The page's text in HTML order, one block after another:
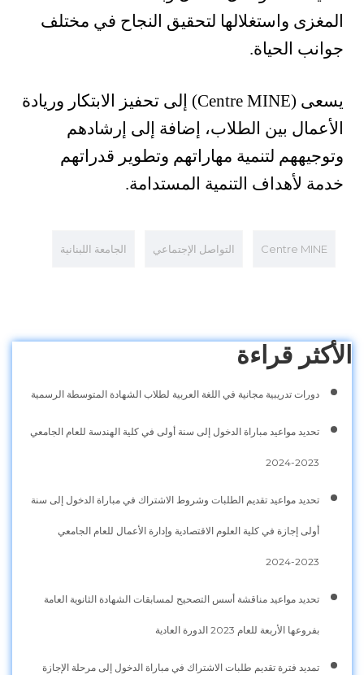
المغزى واستغلالها لتحقيق النجاح في مختلف
جوانب الحياة.
يسعى (Centre MINE) إلى تحفيز الابتكار وريادة
الأعمال بين الطلاب، إضافة إلى إرشادهم
وتوجيههم لتنمية مهاراتهم وتطوير قدراتهم
خدمة لأهداف التنمية المستدامة.
Centre MINE التواصل الإجتماعي الجامعة اللبنانية
الأكثر قراءة
دورات تدريبية مجانية في اللغة العربية لطلاب الشهادة المتوسطة الرسمية
تحديد مواعيد مباراة الدخول إلى سنة أولى في كلية الهندسة للعام الجامعي
2023-2024
تحديد مواعيد تقديم الطلبات وشروط الاشتراك في مباراة الدخول إلى سنة
أولى إجازة في كلية العلوم الاقتصادية وإدارة الأعمال للعام الجامعي
2023-2024
تحديد مواعيد مناقشة أسس التصحيح لمسابقات الشهادة الثانوية العامة
بفروعها الأربعة للعام 2023 الدورة العادية
تمديد فترة تقديم طلبات الاشتراك في مباراة الدخول إلى مرحلة الإجازة